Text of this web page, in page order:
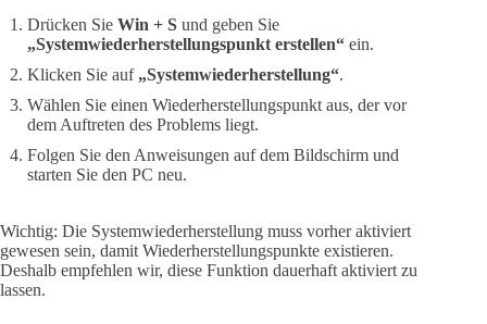
Drücken Sie Win + S und geben Sie
„Systemwiederherstellungspunkt erstellen“ ein.
Klicken Sie auf „Systemwiederherstellung“.
Wählen Sie einen Wiederherstellungspunkt aus, der vor
dem Auftreten des Problems liegt.
Folgen Sie den Anweisungen auf dem Bildschirm und
starten Sie den PC neu.
Wichtig: Die Systemwiederherstellung muss vorher aktiviert
gewesen sein, damit Wiederherstellungspunkte existieren.
Deshalb empfehlen wir, diese Funktion dauerhaft aktiviert zu
lassen.